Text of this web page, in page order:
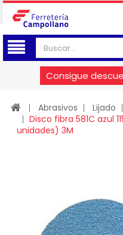
Consigue
Abrasivos Lijado
Disco fibra 581C azul
unidades) 3M